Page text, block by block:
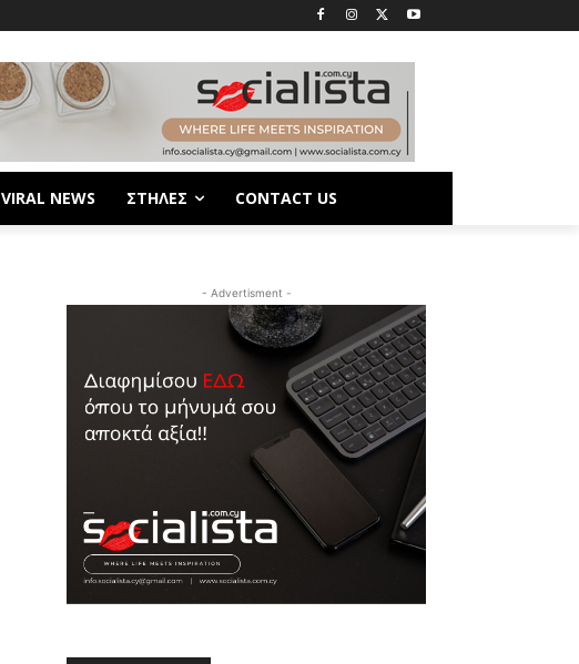
VIRAL NEWS ΣΤΗΛΕΣ CONTACT US
- Advertisment -